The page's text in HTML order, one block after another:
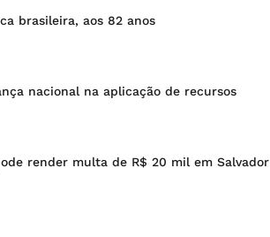
brasileira, aos 82 anos
nacional na aplicação de recursos
render multa de R$ 20 mil em Salvador